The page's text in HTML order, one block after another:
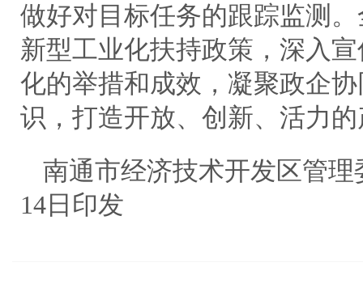
做好对目标任务的跟踪监测
新型工业化扶持政策，深入
化的举措和成效，凝聚政企
识，打造开放、创新、活力
南通市经济技术开发区管理
14日印发